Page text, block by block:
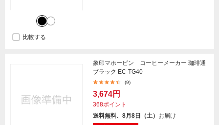
比較する
象印マホービン コーヒーメーカー 珈琲通
ブラック EC-TG40
(9)
3,674円
368ポイント
送料無料、8月8日（土） お届け